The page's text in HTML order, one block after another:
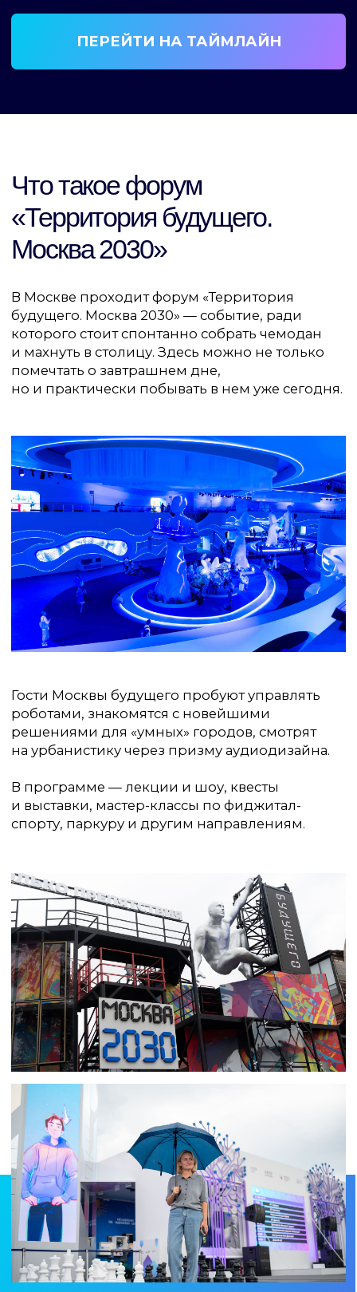
будущего — с лекциями, танцами, квестами,
инсталляциями и безостановочным потоком
контента в соцсетях.
Сергей Собянин, мэр Москвы
— СВЫШЕ 200 ТЕМАТИЧЕСКИХ ЗОН
ПРЕЗЕНТОВАЛИ СОВРЕМЕННЫЕ
ДОСТИЖЕНИЯ СТОЛИЦЫ, А ТАКЖЕ ТО,
КАК ПРИНЯТАЯ НАМИ «СТРАТЕГИЯ
РАЗВИТИЯ МОСКВЫ ДО 2030 ГОДА»
ПРЕВРАТИТ ЕЕ В «ГОРОД НАСТОЯЩЕГО
БУДУЩЕГО». ГОРОД, ГДЕ ИННОВАЦИИ
И ПОВСЕДНЕВНЫМ ТО, ЧТО ЕЩЕ
НЕДАВНО СЧИТАЛОСЬ ФАНТАСТИКОЙ.
МОСКВИЧИ ОХОТНО ПОДКЛЮЧИЛИСЬ
К ЭТОМУ ДИАЛОГУ: УЧАСТВОВАЛИ
В НАУЧНО-ПОЗНАВАТЕЛЬНЫХ СЕССИЯХ
И ИНТЕРАКТИВАХ, СПОРТИВНЫХ
СОРЕВНОВАНИЯХ, МАСТЕР-КЛАССАХ,
КАРЬЕРНЫХ КОНСУЛЬТАЦИЯХ
И ПРОФОРИЕНТАЦИОННЫХ ТЕСТАХ
Как это было в 2024 году?
решениями для «умных» городов, смотрят
на урбанистику через призму аудиодизайна.
В программе — лекции и шоу, квесты
и выставки, мастер-классы по фиджитал-
спорту, паркуру и другим направлениям.
"